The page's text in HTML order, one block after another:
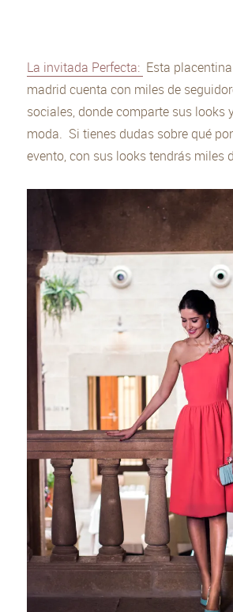
La invitada Perfecta: Esta
madrid cuenta con miles de
sociales, donde comparte sus looks
moda. Si tienes dudas sobre qué
evento, con sus looks tendrás miles